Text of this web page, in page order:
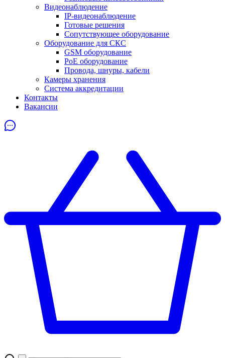
Видеонаблюдение
IP-видеонаблюдение
Готовые решения
Сопутствующее оборудование
Оборудование для СКС
GSM оборудование
PoE оборудование
Провода, шнуры, кабели
Камеры хранения
Система аккредитации
Контакты
Вакансии